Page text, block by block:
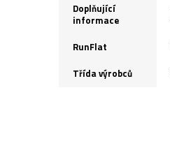
Doplňující
informace
RunFlat
Třída výrobců